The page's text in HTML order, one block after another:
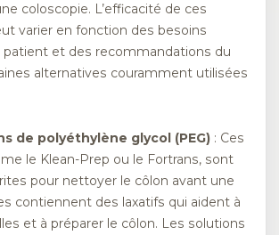
coloscopie. L’efficacité de ces
varier en fonction des besoins
patient et des recommandations du
alternatives couramment utilisées
de polyéthylène glycol (PEG) : Ces
le Klean-Prep ou le Fortrans, sont
pour nettoyer le côlon avant une
contiennent des laxatifs qui aident à
et à préparer le côlon. Les solutions